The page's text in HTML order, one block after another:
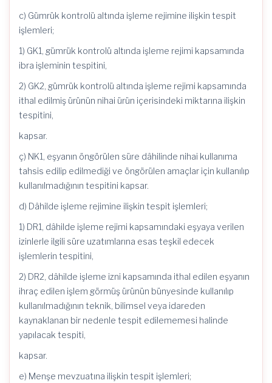
c) Gümrük kontrolü altında işleme rejimine ilişkin tespit
işlemleri;
1) GK1, gümrük kontrolü altında işleme rejimi kapsamında
ibra işleminin tespitini,
2) GK2, gümrük kontrolü altında işleme rejimi kapsamında
ithal edilmiş ürünün nihai ürün içerisindeki miktarına ilişkin
tespitini,
kapsar.
ç) NK1, eşyanın öngörülen süre dâhilinde nihai kullanıma
tahsis edilip edilmediği ve öngörülen amaçlar için kullanılıp
kullanılmadığının tespitini kapsar.
d) Dâhilde işleme rejimine ilişkin tespit işlemleri;
1) DR1, dâhilde işleme rejimi kapsamındaki eşyaya verilen
izinlerle ilgili süre uzatımlarına esas teşkil edecek
işlemlerin tespitini,
2) DR2, dâhilde işleme izni kapsamında ithal edilen eşyanın
ihraç edilen işlem görmüş ürünün bünyesinde kullanılıp
kullanılmadığının teknik, bilimsel veya idareden
kaynaklanan bir nedenle tespit edilememesi halinde
yapılacak tespiti,
kapsar.
e) Menşe mevzuatına ilişkin tespit işlemleri;